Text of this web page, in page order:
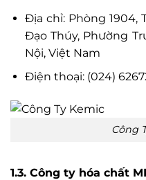
Địa chỉ: Phòng 1904,
Đạo Thúy, Phường
Nội, Việt Nam
Điện thoại: (024)
Công
1.3. Công ty hóa chất